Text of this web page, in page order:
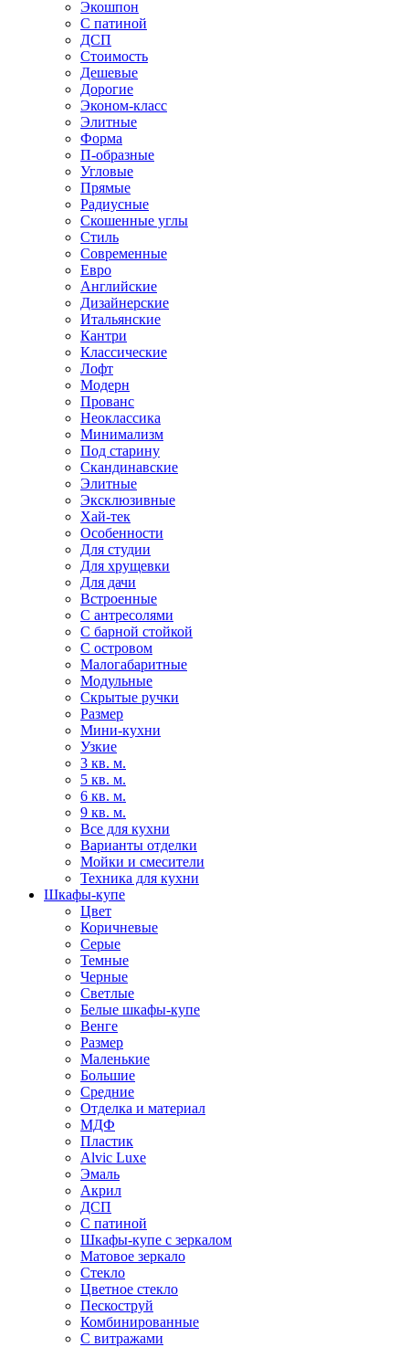
Экошпон
С патиной
ДСП
Стоимость
Дешевые
Дорогие
Эконом-класс
Элитные
Форма
П-образные
Угловые
Прямые
Радиусные
Скошенные углы
Стиль
Современные
Евро
Английские
Дизайнерские
Итальянские
Кантри
Классические
Лофт
Модерн
Прованс
Неоклассика
Минимализм
Под старину
Скандинавские
Элитные
Эксклюзивные
Хай-тек
Особенности
Для студии
Для хрущевки
Для дачи
Встроенные
С антресолями
С барной стойкой
С островом
Малогабаритные
Модульные
Скрытые ручки
Размер
Мини-кухни
Узкие
3 кв. м.
5 кв. м.
6 кв. м.
9 кв. м.
Все для кухни
Варианты отделки
Мойки и смесители
Техника для кухни
Шкафы-купе
Цвет
Коричневые
Серые
Темные
Черные
Светлые
Белые шкафы-купе
Венге
Размер
Маленькие
Большие
Средние
Отделка и материал
МДФ
Пластик
Alvic Luxe
Эмаль
Акрил
ДСП
С патиной
Шкафы-купе с зеркалом
Матовое зеркало
Стекло
Цветное стекло
Пескоструй
Комбинированные
С витражами